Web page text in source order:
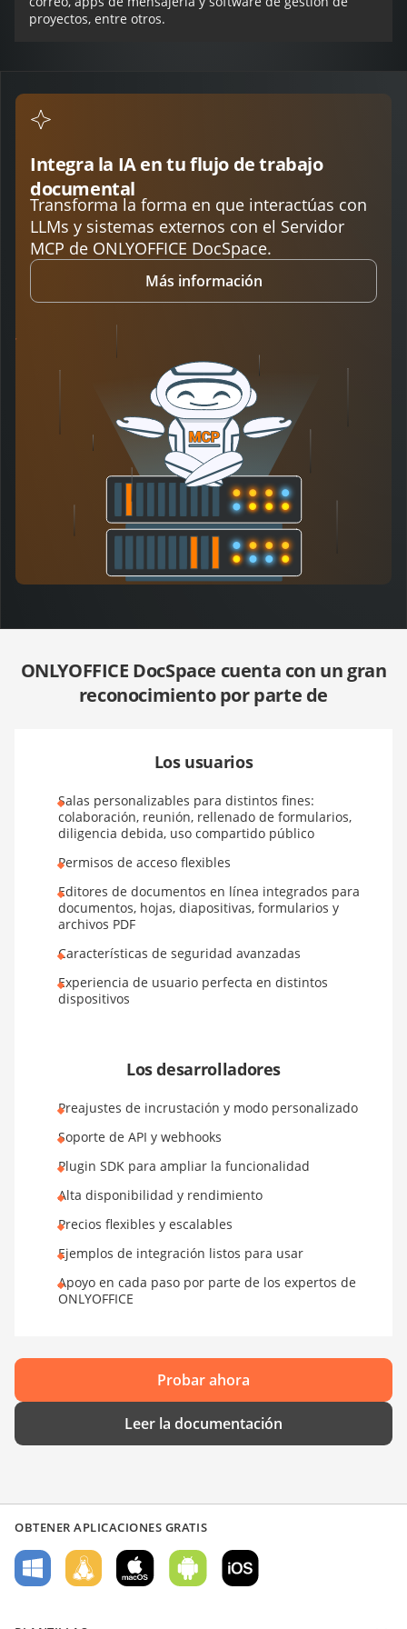
proyectos, entre otros.
Integra la IA en tu flujo de trabajo
documental
Transforma la forma en que interactúas con
LLMs y sistemas externos con el Servidor
MCP de ONLYOFFICE DocSpace.
Más información
ONLYOFFICE DocSpace cuenta con un gran
reconocimiento por parte de
Los usuarios
Salas personalizables para distintos fines:
colaboración, reunión, rellenado de formularios,
diligencia debida, uso compartido público
Permisos de acceso flexibles
Editores de documentos en línea integrados para
documentos, hojas, diapositivas, formularios y
archivos PDF
Características de seguridad avanzadas
Experiencia de usuario perfecta en distintos
dispositivos
Los desarrolladores
Preajustes de incrustación y modo personalizado
Soporte de API y webhooks
Plugin SDK para ampliar la funcionalidad
Alta disponibilidad y rendimiento
Precios flexibles y escalables
Ejemplos de integración listos para usar
Apoyo en cada paso por parte de los expertos de
ONLYOFFICE
Probar ahora
Leer la documentación
OBTENER APLICACIONES GRATIS